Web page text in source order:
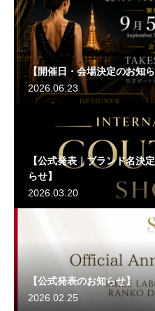
【開催日・会場決定のお知
2026.06.23
【公式発表｜ブランド名決
らせ】
2026.03.20
【公式発表のお知らせ】
2026.02.25